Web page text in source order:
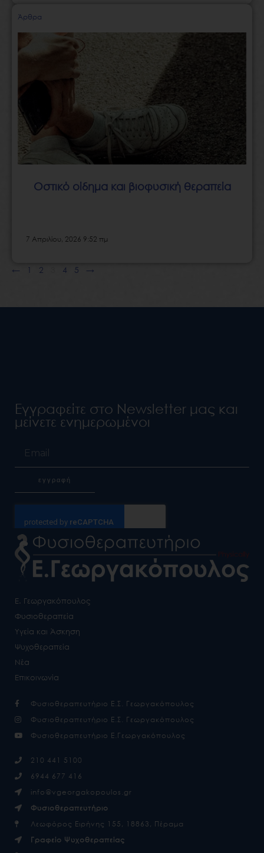
Άρθρα
Οστικό οίδημα και βιοφυσική θεραπεία
7 Απριλίου, 2026 9:52 πμ
← 1 2 4 5 →
Εγγραφείτε στο Newsletter μας και
μείνετε ενημερωμένοι
εγγραφή
Ε. Γεωργακόπουλος
Φυσιοθεραπεία
Υγεία και Άσκηση
Ψυχοθεραπεία
Νέα
Επικοινωνία
Φυσιοθεραπευτήριο Ε.Σ. Γεωργακόπουλος
Φυσιοθεραπευτήριο Ε.Σ. Γεωργακόπουλος
Φυσιοθεραπευτήριο Ε.Γεωργακόπουλος
210 441 5100
6944 677 416
info@vgeorgakopoulos.gr
Φυσιοθεραπευτήριο
Λεωφόρος Ειρήνης 155, 18863, Πέραμα
Γραφείο Ψυχοθεραπείας